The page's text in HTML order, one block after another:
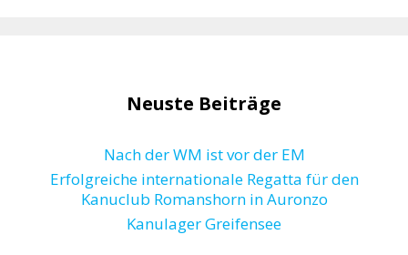
Neuste Beiträge
Nach der WM ist vor der EM
Erfolgreiche internationale Regatta für den
Kanuclub Romanshorn in Auronzo
Kanulager Greifensee